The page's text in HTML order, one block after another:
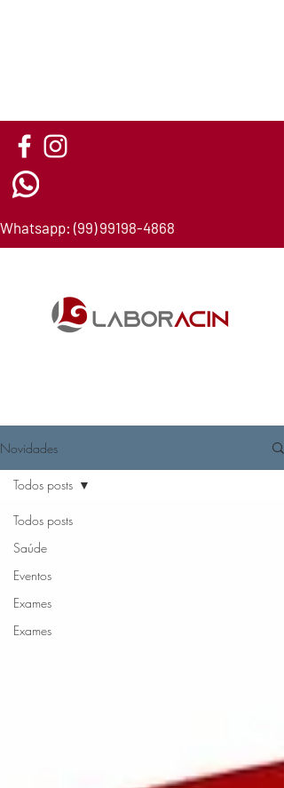
Whatsapp: (99) 99198-4868
Novidades
Todos posts
Saúde
Eventos
Exames
Exames
Todos posts